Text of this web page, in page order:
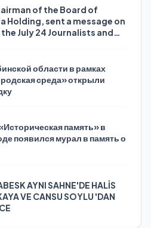
of the Board of
Holding, sent a message on
July 24 Journalists and
области в рамках
среда» открыли
память» в
появился мурал в память о
AYNI SAHNE'DE HALİS
VE CANSU SOYLU 'DAN